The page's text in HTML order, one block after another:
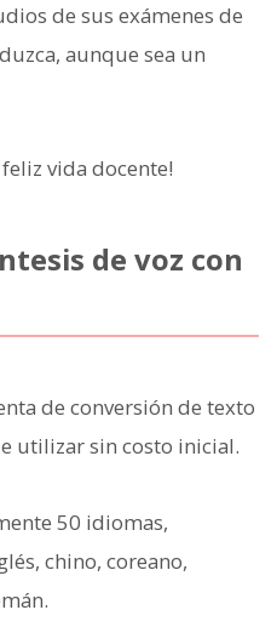
de sus exámenes de
aunque sea un
vida docente!
de voz con
de conversión de texto
utilizar sin costo inicial.
50 idiomas,
chino, coreano,